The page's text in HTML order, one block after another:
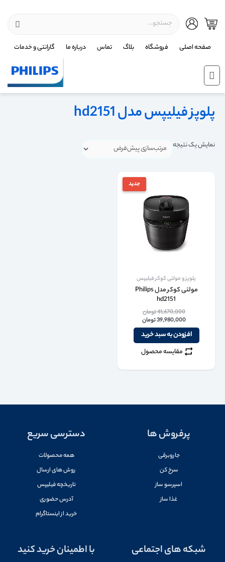
صفحه اصلی فروشگاه بلاگ تماس درباره ما گارانتی و خدمات
پلوپز فیلیپس مدل hd2151
نمایش یک نتیجه
جدید
پلوپز و مولتی کوکر فیلیپس
مولتی کوکر مدل Philips
hd2151
41,670,000تومان
39,980,000تومان
افزودن به سبد خرید
مقایسه محصول
پرفروش ها
جاروبرقی
سرخ کن
اسپرسو ساز
غذا ساز
دسترسی سریع
همه محصولات
روش های ارسال
تاریخچه فیلیپس
آدرس حضوری
خرید از اینستاگرام
شبکه های اجتماعی با اطمینان خرید کنید